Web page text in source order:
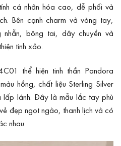
cá nhân hóa cao, dễ phối và
Bên cạnh charm và vòng tay,
nhẫn, bông tai, dây chuyền và
tinh xảo.
thể hiện tinh thần Pandora
hồng, chất liệu Sterling Silver
lánh. Đây là mẫu lắc tay phù
đẹp ngọt ngào, thanh lịch và có
nhau.